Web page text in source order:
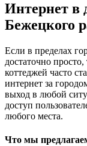
Интернет в
Бежецкого
Если в пределах
достаточно
коттеджей часто
интернет за
выход в любой
доступ
любого места.
Что мы